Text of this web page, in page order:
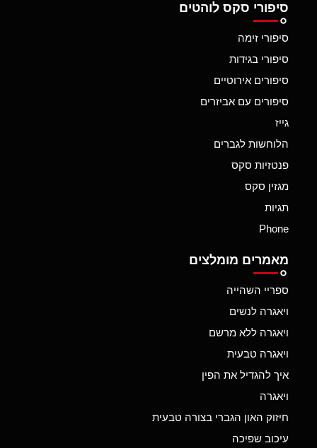
סיפורי סקס לוהטים
סיפורי זימה
סיפורי בגידות
סיפורים אירוטיים
סיפורים עם אביזרים
גייז
הלוחשות לגברים
פנטזיות סקס
מגזין סקס
תגיות
Phone
מאמרים מומלצים
ספריי השהייה
ויאגרה לנשים
ויאגרה ללא מרשם
ויאגרה טבעית
איך להגדיל את הפין
ויאגרה
חיזוק האון הגברי בצורה טבעית
עיכוב שפיכה